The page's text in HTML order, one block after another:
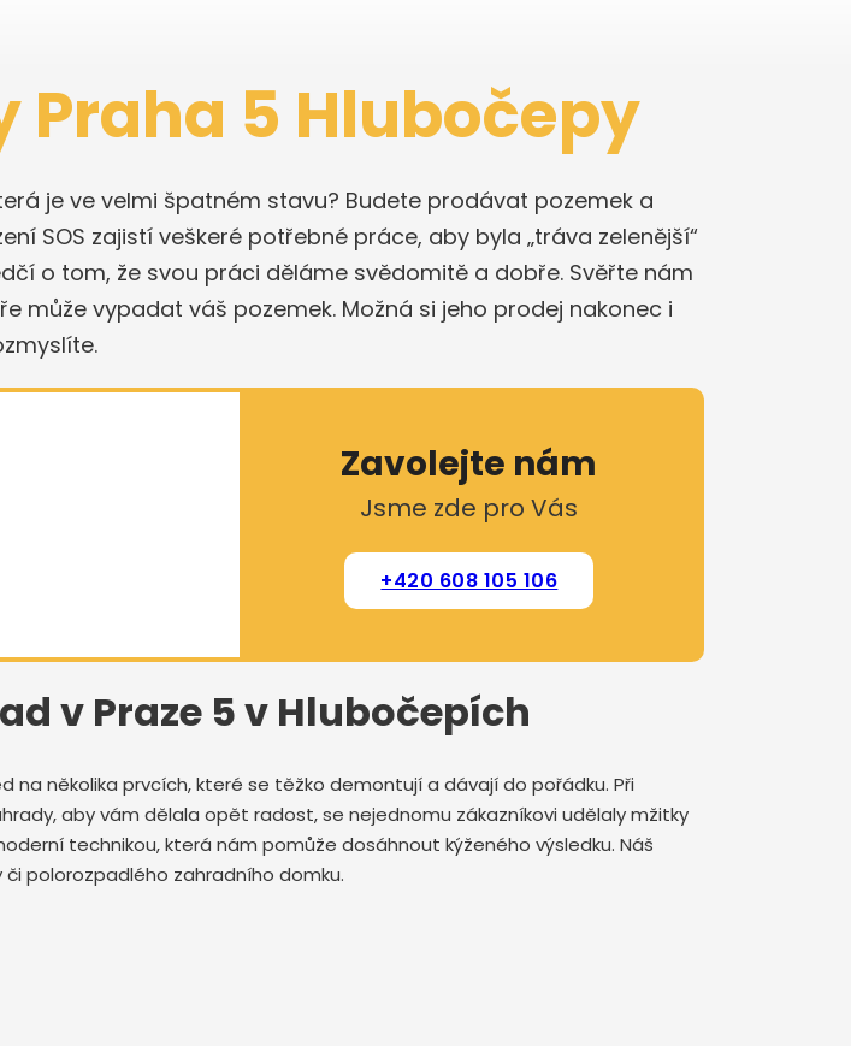
5 Hlubočepy
je ve velmi špatném stavu? Budete prodávat pozemek a
SOS zajistí veškeré potřebné práce, aby byla „tráva zelenější“
o tom, že svou práci děláme svědomitě a dobře. Svěřte nám
může vypadat váš pozemek. Možná si jeho prodej nakonec i
Zavolejte nám
Jsme zde pro Vás
+420 608 105 106
v Praze 5 v Hlubočepích
několika prvcích, které se těžko demontují a dávají do pořádku. Při
aby vám dělala opět radost, se nejednomu zákazníkovi udělaly mžitky
technikou, která nám pomůže dosáhnout kýženého výsledku. Náš
polorozpadlého zahradního domku.